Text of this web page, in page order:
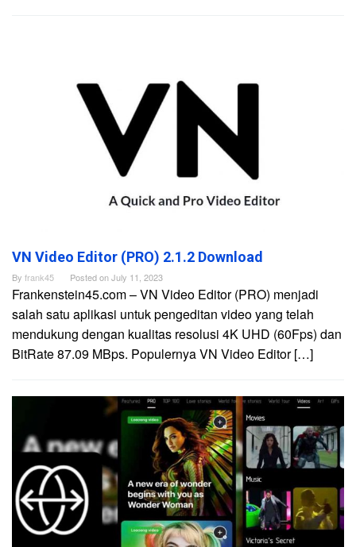
VN Video Editor (PRO) 2.1.2 Download
By frank45 Posted onJuly 11, 2023
Frankenstein45.com – VN Video Editor (PRO) menjadi
salah satu aplikasi untuk pengeditan video yang telah
mendukung dengan kualitas resolusi 4K UHD (60Fps) dan
BitRate 87.09 MBps. Populernya VN Video Editor […]